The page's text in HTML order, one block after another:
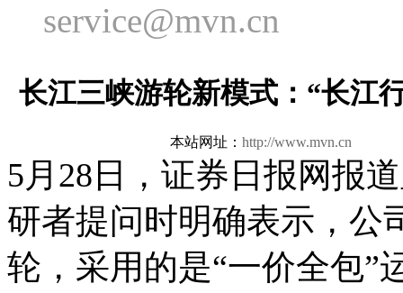
service@mvn.cn
长江三峡游轮新模式：“长江
本站网址： http://www.mvn.cn
5月28日，证券日报网报
研者提问时明确表示，公
轮，采用的是“一价全包”